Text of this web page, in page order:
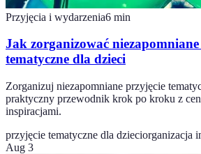
Przyjęcia i wydarzenia6 min
Jak zorganizować
tematyczne dla dzieci
Zorganizuj niezapomniane przyjęcie
praktyczny przewodnik krok po kroku z
inspiracjami.
przyjęcie tematyczne dla dzieciorganizacja
Aug 3